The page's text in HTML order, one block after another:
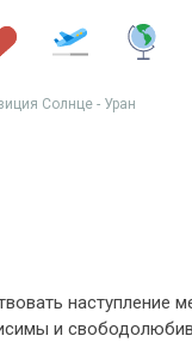
Солнце - Уран
наступление
и